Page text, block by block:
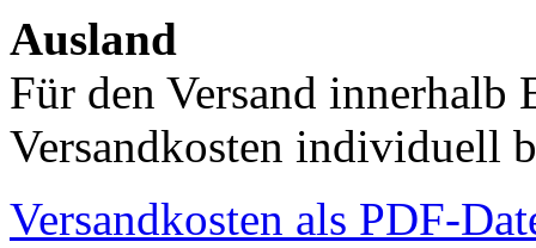
Ausland
Für den Versand innerhalb
Versandkosten individuell
Versandkosten als PDF-